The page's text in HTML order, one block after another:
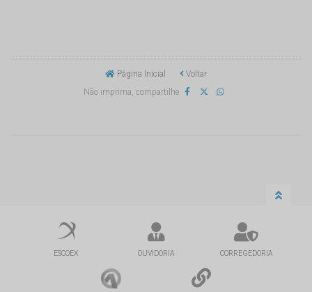
Página Inicial
Voltar
Não imprima, compartilhe
ESCOEX OUVIDORIA CORREGEDORIA